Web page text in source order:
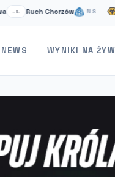
Chorzów NS
NEWS WYNIKI NA